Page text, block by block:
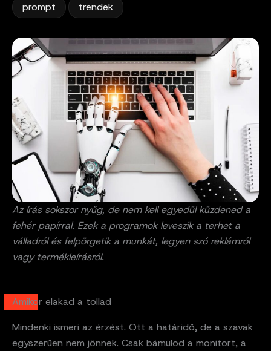
prompt
trendek
Az írás sokszor nyűg, de nem kell egyedül küzdened a
fehér papírral. Ezek a programok leveszik a terhet a
válladról és felpörgetik a munkát, legyen szó reklámról
vagy termékleírásról.
Amikor elakad a tollad
Mindenki ismeri az érzést. Ott a határidő, de a szavak
egyszerűen nem jönnek. Csak bámulod a monitort, a